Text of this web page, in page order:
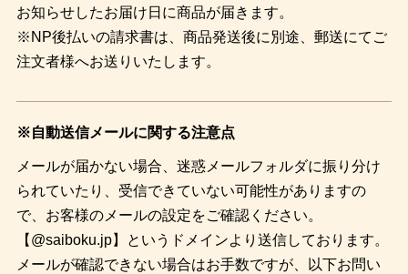
お知らせしたお届け日に商品が届きます。
※NP後払いの請求書は、商品発送後に別途、郵送にてご
注文者様へお送りいたします。
※自動送信メールに関する注意点
メールが届かない場合、迷惑メールフォルダに振り分け
られていたり、受信できていない可能性がありますの
で、お客様のメールの設定をご確認ください。
【@saiboku.jp】というドメインより送信しております。
メールが確認できない場合はお手数ですが、以下お問い